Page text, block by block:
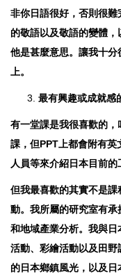
非你日語很好，否則很
的敬語以及敬語的變體
他是甚麼意思。讓我十
上。
最有興趣或成就感
有一堂課是我很喜歡的
課，但PPT上都會附有
人員等來介紹日本目前的
但我最喜歡的其實不是
動。我所屬的研究室有
和地域產業分析。我與
活動、彩繪活動以及田野
的日本鄉鎮風光，以及